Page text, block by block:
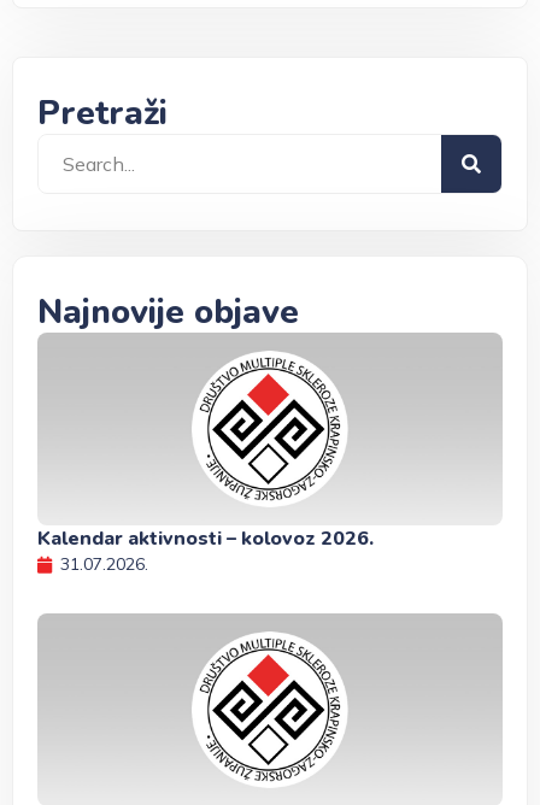
Pretraži
Najnovije objave
Kalendar aktivnosti – kolovoz 2026.
31.07.2026.